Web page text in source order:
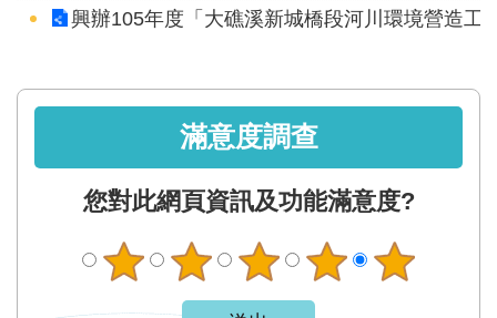
網
料
放
興辦105年度「大礁溪新城橋段河川環境營造工
滿意度調查
您對此網頁資訊及功能滿意度?